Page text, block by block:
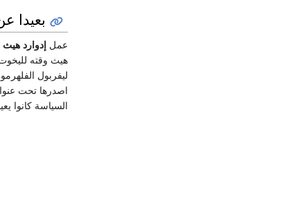
بعيدا
عمل إدوارد هيث
هيث وقته لليخوت
اصدرها تحت عنوان
السياسة كانوا